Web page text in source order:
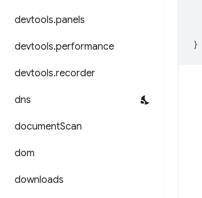
devtools.panels
devtools.performance
devtools.recorder
dns
documentScan
dom
downloads
}